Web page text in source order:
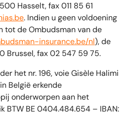
Hasselt, fax 011 85 61
. Indien u geen voldoening
tot de Ombudsman van de
insurance.be/nl), de
Brussel, fax 02 547 59 75.
het nr. 196, voie Gisèle Halimi
België erkende
onderworpen aan het
BTW BE 0404.484.654 – IBAN: